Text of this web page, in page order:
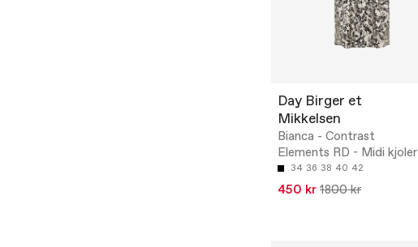
Day Birger et
Mikkelsen
Bianca - Contrast
Elements RD - Midi kjoler
34 36 38 40 42
450 kr 1800 kr